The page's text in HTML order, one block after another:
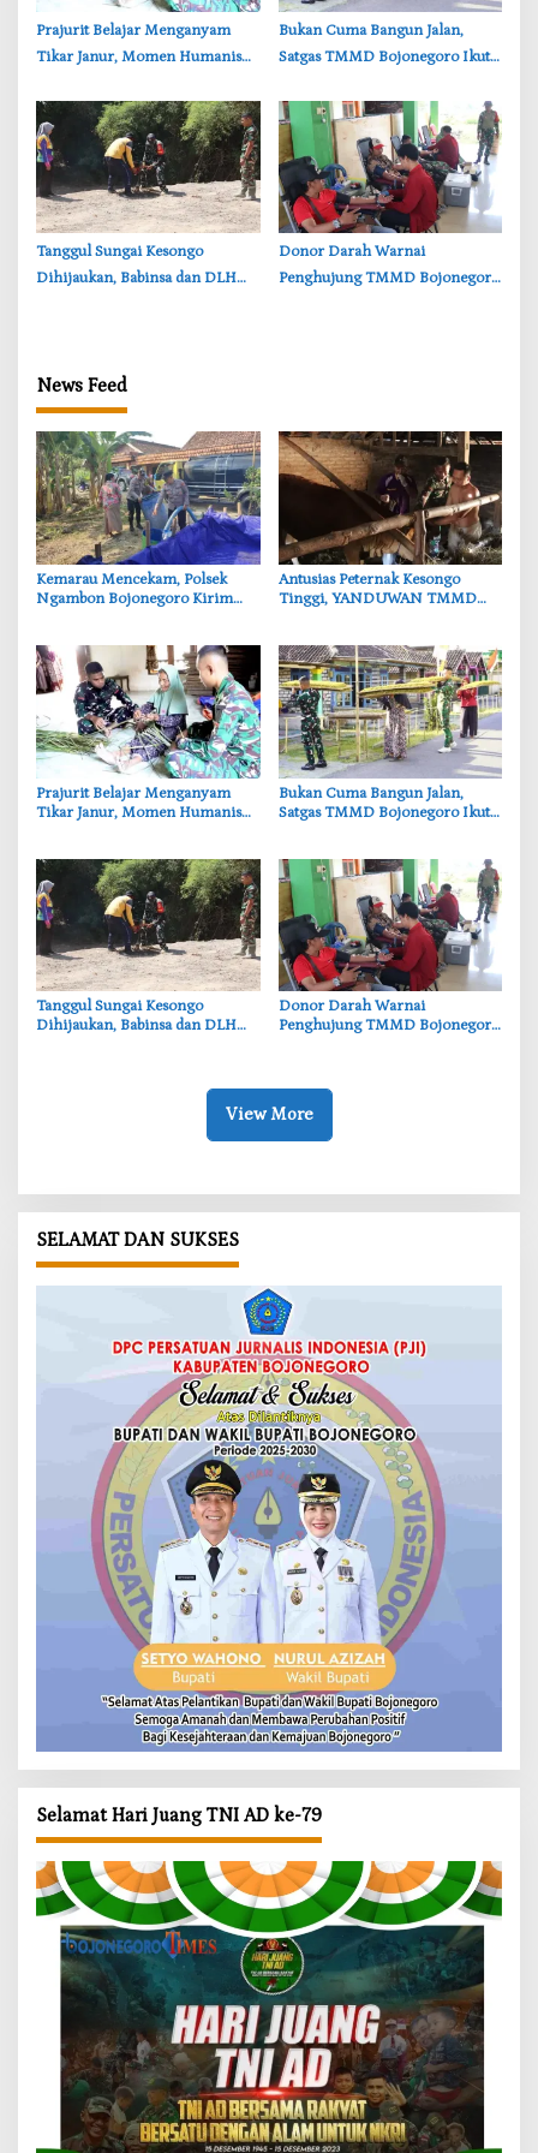
‎Prajurit Belajar Menganyam
Tikar Janur, Momen Humanis
‎Bukan Cuma Bangun Jalan,
Satgas TMMD Bojonegoro Ikut
‎Tanggul Sungai Kesongo
Dihijaukan, Babinsa dan DLH
‎Donor Darah Warnai
Penghujung TMMD Bojonegoro
News Feed
‎Kemarau Mencekam, Polsek
Ngambon Bojonegoro Kirim
‎Antusias Peternak Kesongo
Tinggi, YANDUWAN TMMD
‎Prajurit Belajar Menganyam
Tikar Janur, Momen Humanis
‎Bukan Cuma Bangun Jalan,
Satgas TMMD Bojonegoro Ikut
‎Tanggul Sungai Kesongo
Dihijaukan, Babinsa dan DLH
‎Donor Darah Warnai
Penghujung TMMD Bojonegoro
View More
SELAMAT DAN SUKSES
Selamat Hari Juang TNI AD ke-79